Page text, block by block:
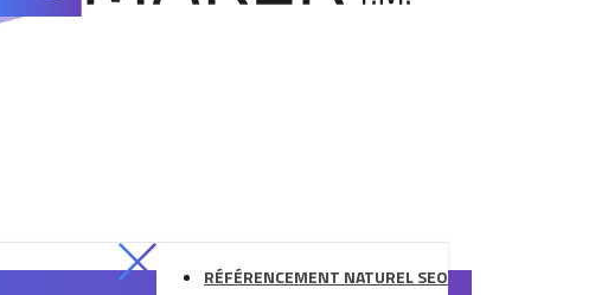
RÉFÉRENCEMENT NATUREL SEO